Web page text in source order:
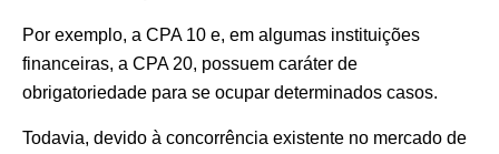
Por exemplo, a CPA 10 e, em algumas instituições
financeiras, a CPA 20, possuem caráter de
obrigatoriedade para se ocupar determinados casos.
Todavia, devido à concorrência existente no mercado de